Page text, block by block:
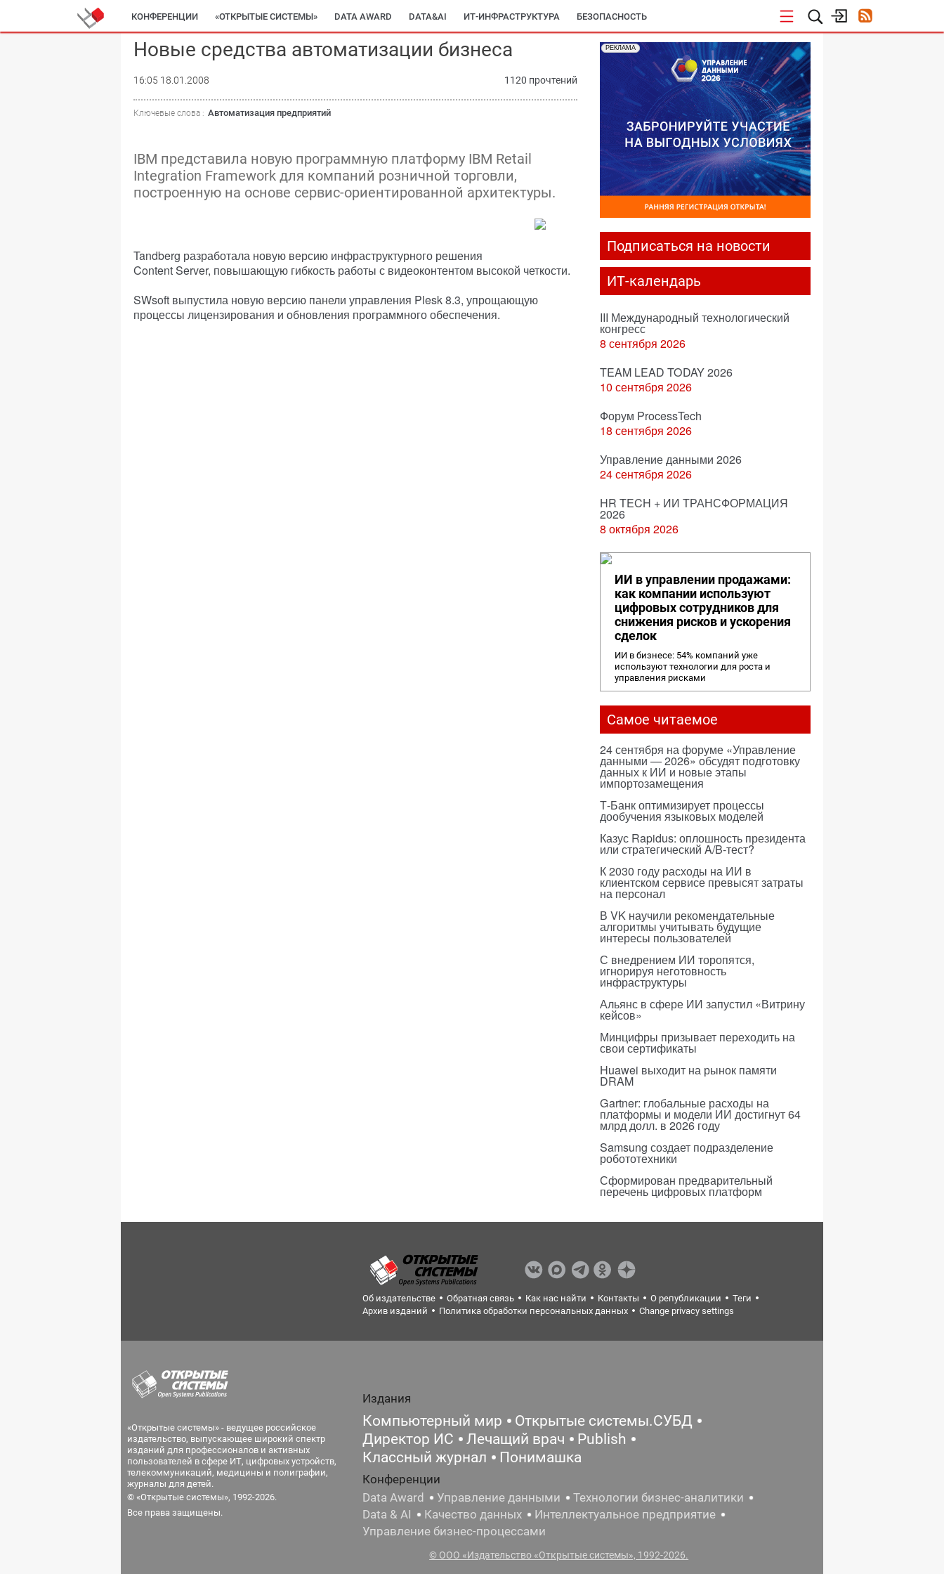
КОНФЕРЕНЦИИ «ОТКРЫТЫЕ СИСТЕМЫ» DATA AWARD DATA&AI ИТ-ИНФРАСТРУКТУРА БЕЗОПАСНОСТЬ
Новые средства автоматизации бизнеса
16:05 18.01.2008 1120 прочтений
Ключевые слова : Автоматизация предприятий
IBM представила новую программную платформу IBM Retail
Integration Framework для компаний розничной торговли,
построенную на основе сервис-ориентированной архитектуры.
Tandberg разработала новую версию инфраструктурного решения
Content Server, повышающую гибкость работы с видеоконтентом высокой четкости.
SWsoft выпустила новую версию панели управления Plesk 8.3, упрощающую
процессы лицензирования и обновления программного обеспечения.
РЕКЛАМА
Подписаться на новости
ИТ-календарь
III Международный технологический
конгресс
8 сентября 2026
TEAM LEAD TODAY 2026
10 сентября 2026
Форум ProcessTech
18 сентября 2026
Управление данными 2026
24 сентября 2026
HR TECH + ИИ ТРАНСФОРМАЦИЯ
2026
8 октября 2026
ИИ в управлении продажами:
как компании используют
цифровых сотрудников для
снижения рисков и ускорения
сделок
ИИ в бизнесе: 54% компаний уже
используют технологии для роста и
управления рисками
Самое читаемое
24 сентября на форуме «Управление
данными — 2026» обсудят подготовку
данных к ИИ и новые этапы
импортозамещения
Т-Банк оптимизирует процессы
дообучения языковых моделей
Казус Rapidus: оплошность президента
или стратегический A/B-тест?
К 2030 году расходы на ИИ в
клиентском сервисе превысят затраты
на персонал
В VK научили рекомендательные
алгоритмы учитывать будущие
интересы пользователей
С внедрением ИИ торопятся,
игнорируя неготовность
инфраструктуры
Альянс в сфере ИИ запустил «Витрину
кейсов»
Минцифры призывает переходить на
свои сертификаты
Huawei выходит на рынок памяти
DRAM
Gartner: глобальные расходы на
платформы и модели ИИ достигнут 64
млрд долл. в 2026 году
Samsung создает подразделение
робототехники
Сформирован предварительный
перечень цифровых платформ
Об издательстве Обратная связь Как нас найти Контакты О републикации
Теги
Архив изданий
Политика обработки персональных данных Change privacy settings
«Открытые системы» - ведущее российское
издательство, выпускающее широкий спектр
изданий для профессионалов и активных
пользователей в сфере ИТ, цифровых устройств,
телекоммуникаций, медицины и полиграфии,
журналы для детей.
© «Открытые системы», 1992-2026.
Все права защищены.
Издания
Компьютерный мир
Открытые системы.СУБД
Директор ИС
Лечащий врач
Publish
Классный журнал
Понимашка
Конференции
Data Award
Управление данными
Технологии бизнес-аналитики
Data & AI
Качество данных
Интеллектуальное предприятие
Управление бизнес-процессами
© ООО «Издательство «Открытые системы», 1992-2026.